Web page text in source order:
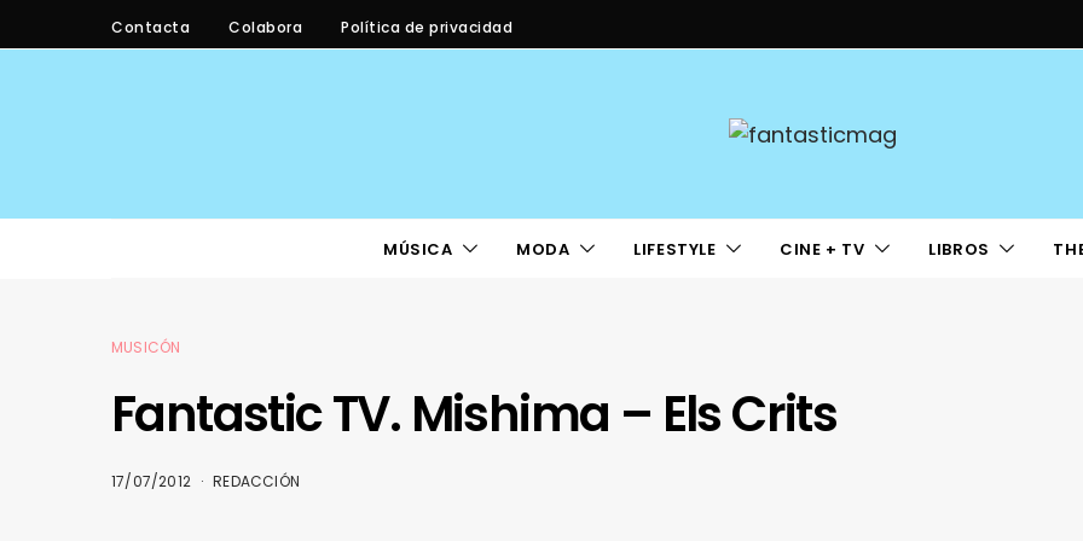
Contacta Colabora Política de privacidad
MÚSICA MODA LIFESTYLE CINE + TV LIBROS
MUSICÓN
Fantastic TV. Mishima – Els Crits
17/07/2012 REDACCIÓN